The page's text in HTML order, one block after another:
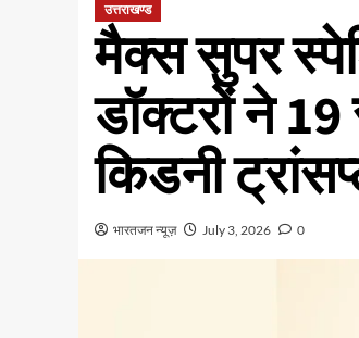
उत्तराखण्ड
मैक्स सुपर
डॉक्टरों ने
किडनी
भारतजन न्यूज़ July 3, 2026 0